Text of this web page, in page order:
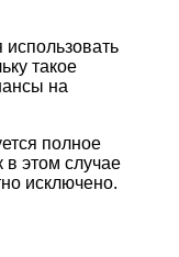
такое
на
полное
в этом случае
исключено.